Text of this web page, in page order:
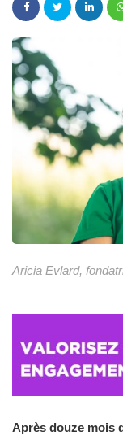
Aricia Evlard,
Après douze mois